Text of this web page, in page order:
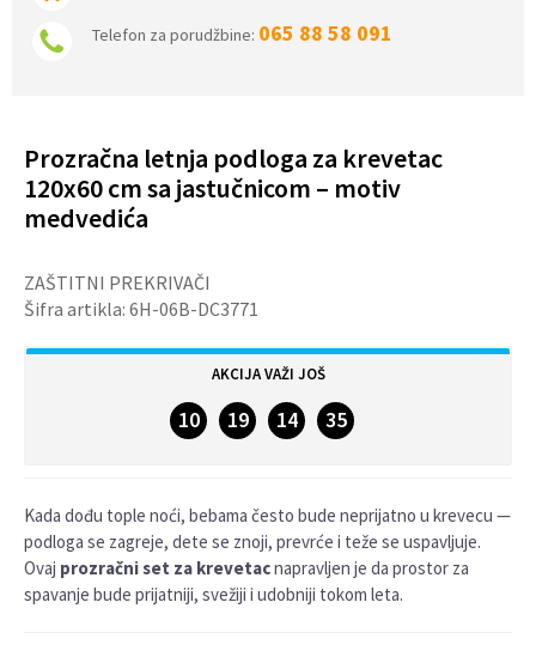
Telefon za porudžbine: 065 88 58 091
Prozračna letnja podloga za krevetac
120x60 cm sa jastučnicom – motiv
medvedića
ZAŠTITNI PREKRIVAČI
Šifra artikla: 6H-06B-DC3771
AKCIJA VAŽI JOŠ
10 19 14 34
Kada dođu tople noći, bebama često bude neprijatno u krevecu —
podloga se zagreje, dete se znoji, prevrće i teže se uspavljuje.
Ovaj prozračni set za krevetacnapravljen je da prostor za
spavanje bude prijatniji, svežiji i udobniji tokom leta.